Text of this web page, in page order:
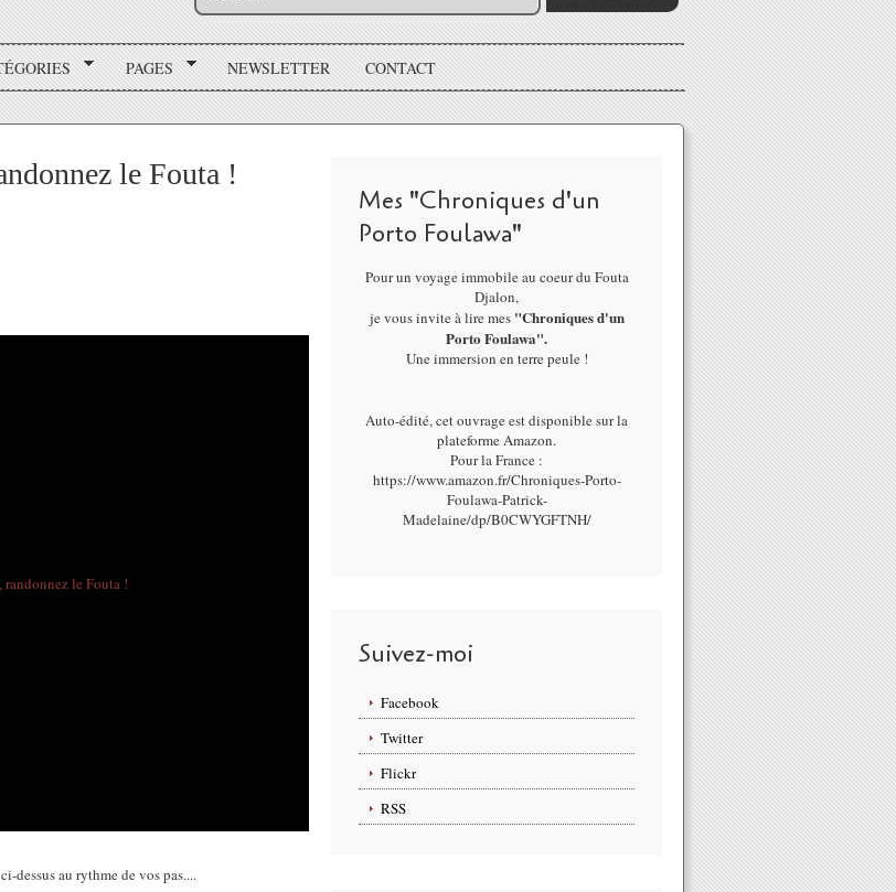
PAGES NEWSLETTER CONTACT
le Fouta !
dessus au rythme de vos pas....
Mes "Chroniques d'un
Porto Foulawa"
Pour un voyage immobile au coeur du Fouta
Djalon,
je vous invite à lire mes "Chroniques d'un
Porto Foulawa".
Une immersion en terre peule !
Auto-édité, cet ouvrage est disponible sur la
plateforme Amazon.
Pour la France :
https://www.amazon.fr/Chroniques-Porto-
Foulawa-Patrick-
Madelaine/dp/B0CWYGFTNH/
Suivez-moi
Facebook
Twitter
Flickr
RSS